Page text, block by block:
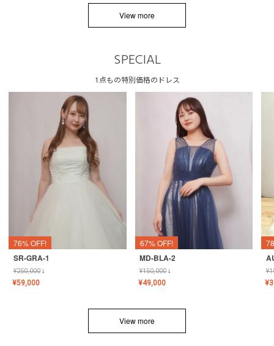
View more
SPECIAL
1点もの特別価格のドレス
76% OFF!
SR-GRA-1
¥250,000↓
¥59,000
67% OFF!
MD-BLA-2
¥150,000↓
¥49,000
¥
¥
View more